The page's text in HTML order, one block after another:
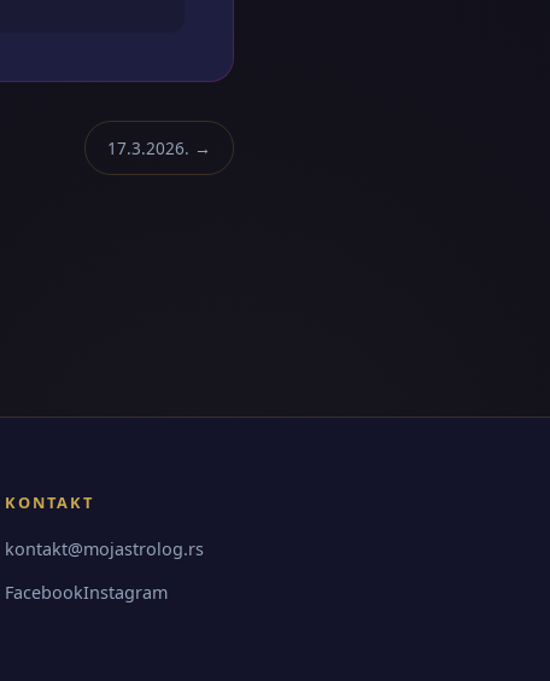
17.3.2026. →
KONTAKT
kontakt@mojastrolog.rs
FacebookInstagram